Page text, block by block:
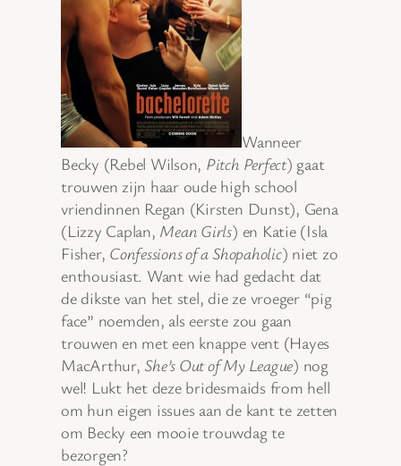
Wanneer
Becky (Rebel Wilson, Pitch Perfect) gaat
trouwen zijn haar oude high school
vriendinnen Regan (Kirsten Dunst), Gena
(Lizzy Caplan, Mean Girls) en Katie (Isla
Fisher, Confessions of a Shopaholic) niet zo
enthousiast. Want wie had gedacht dat
de dikste van het stel, die ze vroeger “pig
face” noemden, als eerste zou gaan
trouwen en met een knappe vent (Hayes
MacArthur,She’s Out of My League) nog
wel! Lukt het deze bridesmaids from hell
om hun eigen issues aan de kant te zetten
om Becky een mooie trouwdag te
bezorgen?